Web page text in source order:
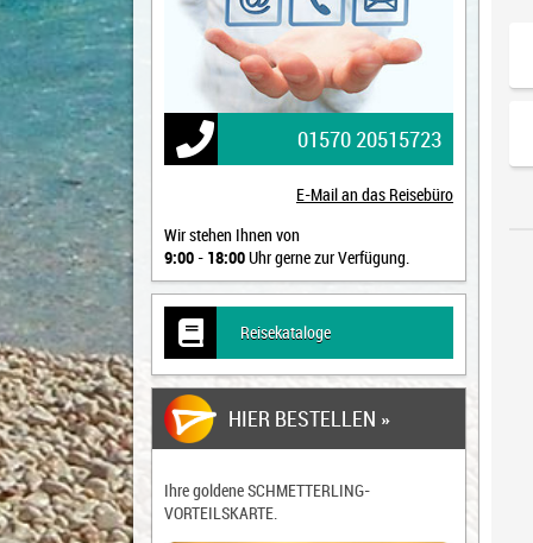
01570 20515723
E-Mail an das Reisebüro
Wir stehen Ihnen von
9:00 - 18:00Uhr gerne zur Verfügung.
Reisekataloge
HIER BESTELLEN »
Ihre goldeneSCHMETTERLING-
VORTEILSKARTE.